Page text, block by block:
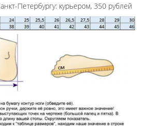
Петербургу: курьером, 350 рублей